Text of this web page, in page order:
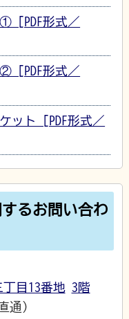
[PDF形式／
[PDF形式／
ット [PDF形式／
るお問い合わ
目13番地 3階
通）